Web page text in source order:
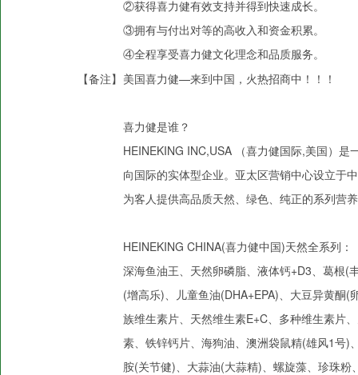
②获得喜力健有效支持并得到快速成长。
③拥有与付出对等的高收入和资金积累。
④全程享受喜力健文化理念和品质服务。
【备注】 美国喜力健—来到中国，火热招商中！！！
喜力健是谁？
HEINEKING INC,USA （喜力健国际,美国）
向国际的实体型企业。亚太区营销中心设立于
为客人提供高品质天然、绿色、纯正的系列营
HEINEKING CHINA(喜力健中国)天然全系列：
深海鱼油王、天然卵磷脂、液体钙+D3、葛根(
(增高乐)、儿童鱼油(DHA+EPA)、大豆异黄酮
族维生素片、天然维生素E+C、多种维生素片
素、铁锌钙片、海狗油、澳洲袋鼠精(雄风1号)
胺(关节健)、大蒜油(大蒜精)、螺旋藻、珍珠